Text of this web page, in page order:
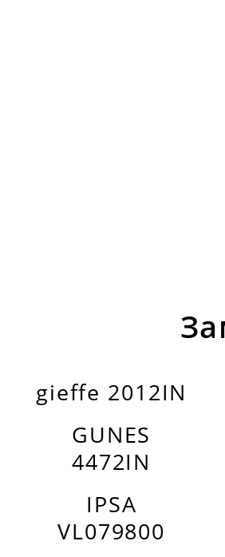
gieffe 2012IN
GUNES
4472IN
IPSA
VL079800